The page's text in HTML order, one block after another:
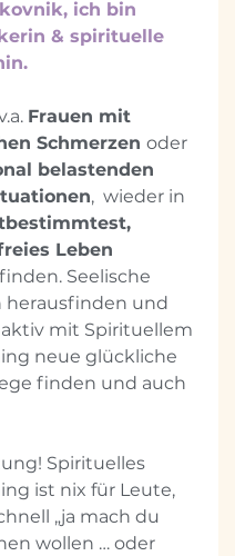
ich bin
& spirituelle
Frauen mit
Schmerzen oder
belastenden
,  wieder in
Leben
Seelische
herausfinden und
aktiv mit Spirituellem
neue glückliche
finden und auch
Spirituelles
ist nix für Leute,
„ja mach du
wollen … oder